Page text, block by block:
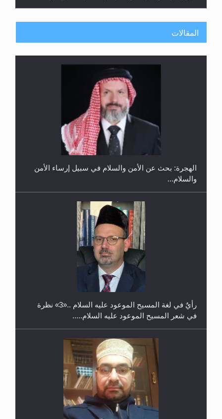
إتمام حفظ القرآن الكريم لثلاثة طلاب من مدرسة الحفظ
حفل توزيع الشهادات في الجامعة الأحمدية بنيجيريا لعام
المقالات
الهجرة: بحث عن الأمن والسلام في سبيل إرساء الأمن
والسلام...
رأيٌ في لغة المسيح الموعود عليه السلام ..«3» نظرة
في شعر المسيح الموعود عليه السلام.....